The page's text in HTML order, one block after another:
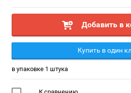
Добавить в
Купить в один
в упаковке 1 штука